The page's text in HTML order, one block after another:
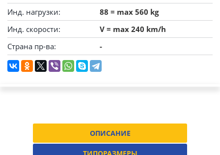
Инд. нагрузки:
88 = max 560 kg
Инд. скорости:
V = max 240 km/h
Страна пр-ва:
-
ОПИСАНИЕ
ТИПОРАЗМЕРЫ